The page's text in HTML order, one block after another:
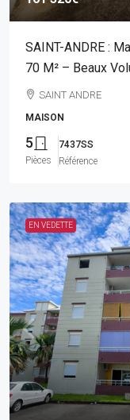
SAINT-ANDRE :
70 M² – Beaux
SAINT ANDRE
MAISON
5
Pièces
7437SS
Référence
EN VEDETTE